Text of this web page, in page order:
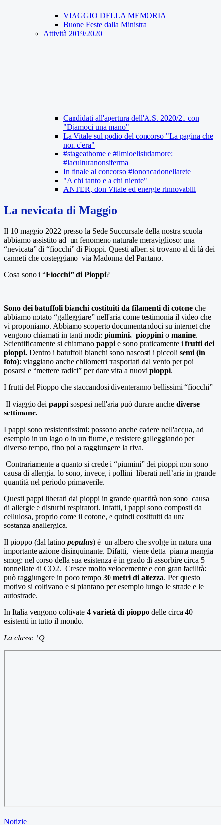
VIAGGIO DELLA MEMORIA
Buone Feste dalla Ministra
Attività 2019/2020
Candidati all'apertura dell'A.S. 2020/21 con
"Diamoci una mano"
La Vitale sul podio del concorso "La pagina che
non c'era"
#stageathome e #ilmioelisirdamore:
#laculturanonsiferma
In finale al concorso #iononcadonellarete
"A chi tanto e a chi niente"
ANTER, don Vitale ed energie rinnovabili
La nevicata di Maggio
Il 10 maggio 2022 presso la Sede Succursale della nostra scuola
abbiamo assistito ad un fenomeno naturale meraviglioso: una
“nevicata” di “fiocchi” di Pioppi. Questi alberi si trovano al di là dei
canneti che costeggiano via Madonna del Pantano.
Cosa sono i “Fiocchi” di Pioppi?
Sono dei batuffoli bianchi costituiti da filamenti di cotone che
abbiamo notato “galleggiare” nell'aria come testimonia il video che
vi proponiamo. Abbiamo scoperto documentandoci su internet che
vengono chiamati in tanti modi: piumini, pioppini o manine.
Scientificamente si chiamano pappi e sono praticamente i frutti dei
pioppi. Dentro i batuffoli bianchi sono nascosti i piccoli semi (in
foto): viaggiano anche chilometri trasportati dal vento per poi
posarsi e “mettere radici” per dare vita a nuovi pioppi.
I frutti del Pioppo che staccandosi diventeranno bellissimi “fiocchi”
Il viaggio dei pappi sospesi nell'aria può durare anche diverse
settimane.
I pappi sono resistentissimi: possono anche cadere nell'acqua, ad
esempio in un lago o in un fiume, e resistere galleggiando per
diverso tempo, fino poi a raggiungere la riva.
Contrariamente a quanto si crede i “piumini” dei pioppi non sono
causa di allergia. lo sono, invece, i pollini liberati nell’aria in grande
quantità nel periodo primaverile.
Questi pappi liberati dai pioppi in grande quantità non sono causa
di allergie e disturbi respiratori. Infatti, i pappi sono composti da
cellulosa, proprio come il cotone, e quindi costituiti da una
sostanza anallergica.
Il pioppo (dal latino populus) è un albero che svolge in natura una
importante azione disinquinante. Difatti, viene detta pianta mangia
smog: nel corso della sua esistenza è in grado di assorbire circa 5
tonnellate di CO2. Cresce molto velocemente e con gran facilità:
può raggiungere in poco tempo 30 metri di altezza. Per questo
motivo si coltivano e si piantano per esempio lungo le strade e le
autostrade.
In Italia vengono coltivate 4 varietà di pioppo delle circa 40
esistenti in tutto il mondo.
La classe 1Q
Notizie